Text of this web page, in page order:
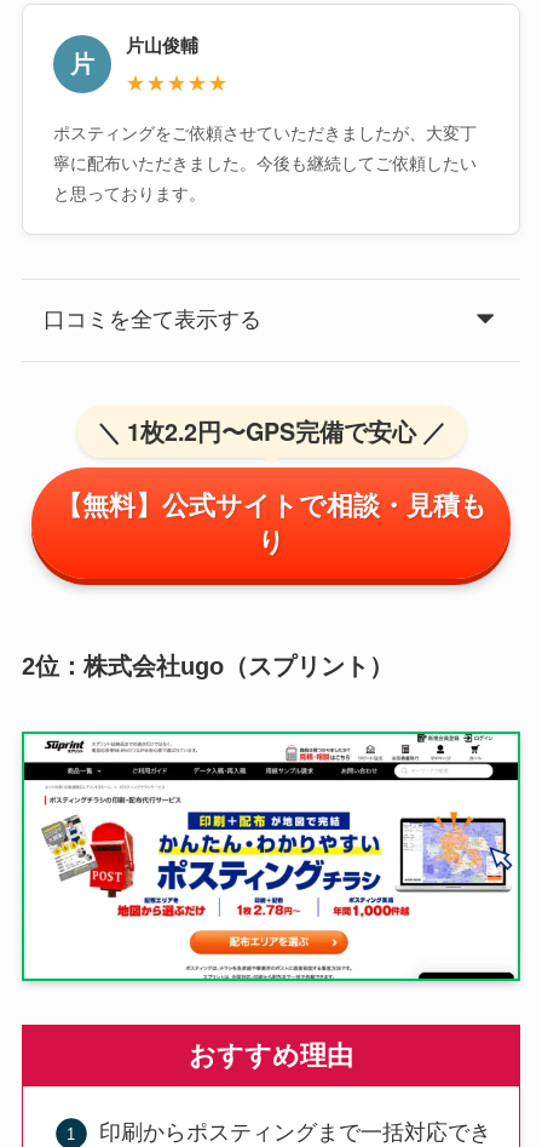
片
片山俊輔
★★★★★
ポスティングをご依頼させていただきましたが、大変丁
寧に配布いただきました。今後も継続してご依頼したい
と思っております。
口コミを全て表示する
＼ 1枚2.2円〜GPS完備で安心 ／
【無料】公式サイトで相談・見積も
り
2位：株式会社ugo（スプリント）
おすすめ理由
印刷からポスティングまで一括対応でき